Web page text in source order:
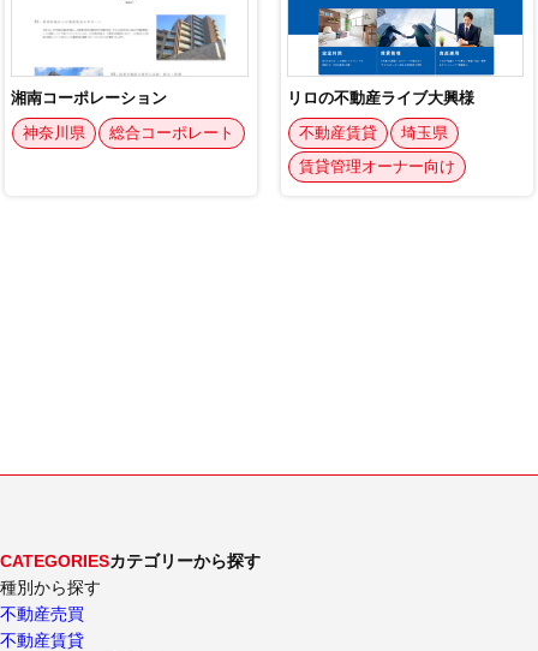
CATEGORIESカテゴリーから探す
種別から探す
不動産売買
不動産賃貸